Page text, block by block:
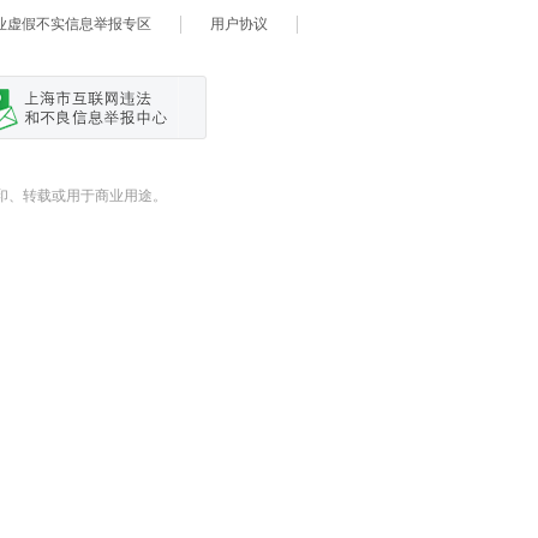
虚假不实信息举报专区 用户协议
转载或用于商业用途。